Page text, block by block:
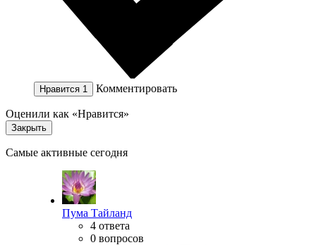
Нравится 1 Комментировать
Оценили как «Нравится»
Закрыть
Самые активные сегодня
Пума Тайланд
4 ответа
0 вопросов